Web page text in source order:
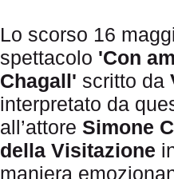
Lo scorso 16
spettacolo 'Con
Chagall' scritto da
interpretato da
all’attore Simone
della Visitazione
maniera